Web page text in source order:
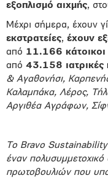
εξοπλισμό αιχμής,
Μέχρι σήμερα, έχουν
εκστρατείες, έχουν
από 11.166 κάτοικοι
από 43.158 ιατρικές
& Αγαθονήσι,
Καλαμπάκα, Λέρος,
Αργιθέα Αγράφων,
Το Bravo
έναν
πρωτοβουλιών που